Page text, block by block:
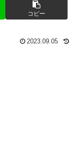
コピー
2023.09.05